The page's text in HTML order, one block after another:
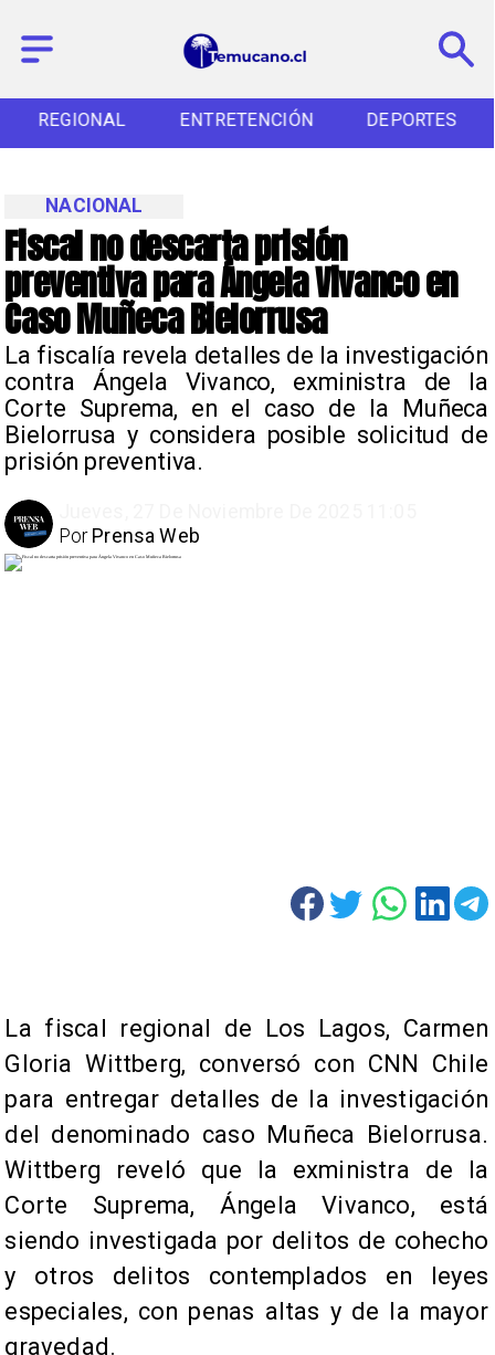
REGIONAL ENTRETENCIÓN DEPORTES
Fiscal no descarta prisión
preventiva para Ángela Vivanco en
Caso Muñeca Bielorrusa
La fiscalía revela detalles de la investigación
contra Ángela Vivanco, exministra de la
Corte Suprema, en el caso de la Muñeca
Bielorrusa y considera posible solicitud de
prisión preventiva.
NACIONAL
Prensa Web
Por
La fiscal regional de Los Lagos, Carmen
Gloria Wittberg, conversó con CNN Chile
para entregar detalles de la investigación
del denominado caso Muñeca Bielorrusa.
Wittberg reveló que la exministra de la
Corte Suprema, Ángela Vivanco, está
siendo investigada por delitos de cohecho
y otros delitos contemplados en leyes
especiales, con penas altas y de la mayor
gravedad.